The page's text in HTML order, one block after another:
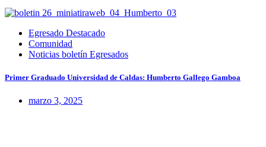
Egresado Destacado
Comunidad
Noticias boletín Egresados
Primer Graduado Universidad de Caldas: Humberto Gallego Gamboa
marzo 3, 2025